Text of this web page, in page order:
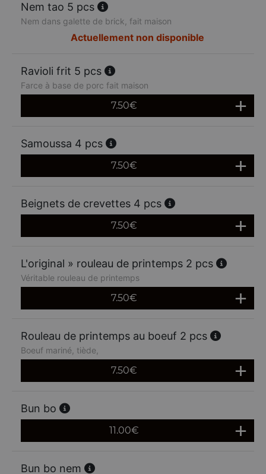
Nem tao 5 pcs
Nem dans galette de brick, fait maison
Actuellement non disponible
Ravioli frit 5 pcs
Farce à base de porc fait maison
7.50€
Samoussa 4 pcs
7.50€
Beignets de crevettes 4 pcs
7.50€
L'original » rouleau de printemps 2 pcs
Véritable rouleau de printemps
7.50€
Rouleau de printemps au boeuf 2 pcs
Boeuf mariné, tiède,
7.50€
Bun bo
11.00€
Bun bo nem